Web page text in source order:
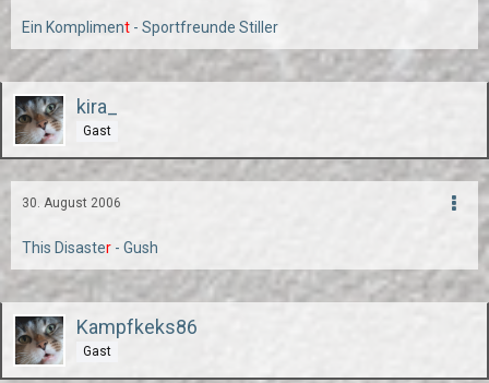
Ein Kompliment - Sportfreunde Stiller
kira_
Gast
30. August 2006
This Disaster - Gush
Kampfkeks86
Gast